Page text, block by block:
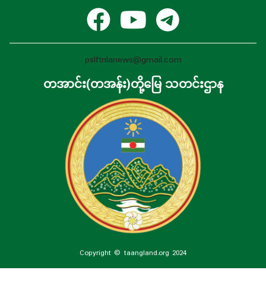
pslftnlanews@gmail.com
တအာင်း(တအန်း)တို့မြေ သတင်းဌာန
Copyright © taangland.org 2024